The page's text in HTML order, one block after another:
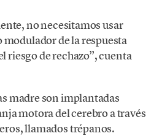
no necesitamos usar
de la respuesta
de rechazo”, cuenta
madre son implantadas
motora del cerebro a través
llamados trépanos.